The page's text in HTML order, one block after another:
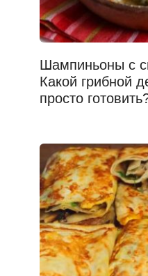
Шампиньоны с
Какой грибной
просто